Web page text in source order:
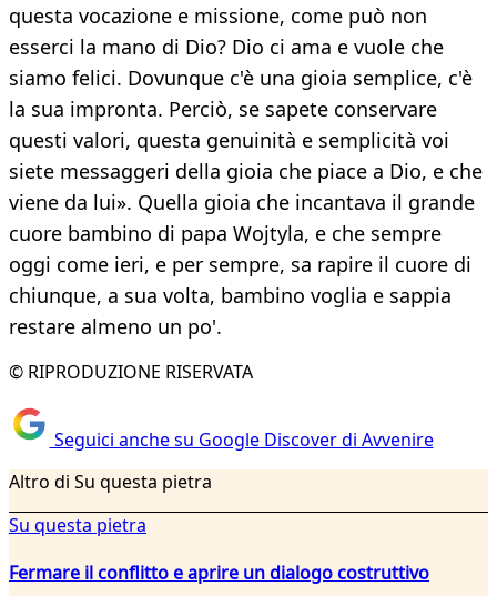
questa vocazione e missione, come può non
esserci la mano di Dio? Dio ci ama e vuole che
siamo felici. Dovunque c'è una gioia semplice, c'è
la sua impronta. Perciò, se sapete conservare
questi valori, questa genuinità e semplicità voi
siete messaggeri della gioia che piace a Dio, e che
viene da lui». Quella gioia che incantava il grande
cuore bambino di papa Wojtyla, e che sempre
oggi come ieri, e per sempre, sa rapire il cuore di
chiunque, a sua volta, bambino voglia e sappia
restare almeno un po'.
© RIPRODUZIONE RISERVATA
Seguici anche su Google Discover di Avvenire
Altro di Su questa pietra
Su questa pietra
Fermare il conflitto e aprire un dialogo costruttivo